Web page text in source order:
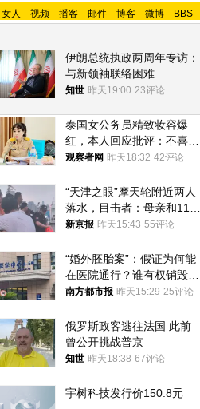
女人 - 视频 - 播客 - 邮件 - 博客 - 微博 - BBS -
伊朗总统执政两周年专访：
与新领袖联络困难
知世 昨天19:00 23评论
泰国女公务员精致妆容爆
红，本人回应批评：不喜欢
就别看
观察者网 昨天18:32 42评论
“天津之眼”摩天轮附近两人
落水，目击者：母亲和11岁
儿子先后被打捞上岸
新京报 昨天15:43 55评论
“婚外胚胎案”：假证为何能
在医院通行？谁有权销毁胚
胎？
南方都市报 昨天15:29 25评论
俄罗斯政客逃往法国 此前
曾公开挑战普京
知世 昨天18:38 67评论
宇树科技发行价150.8元